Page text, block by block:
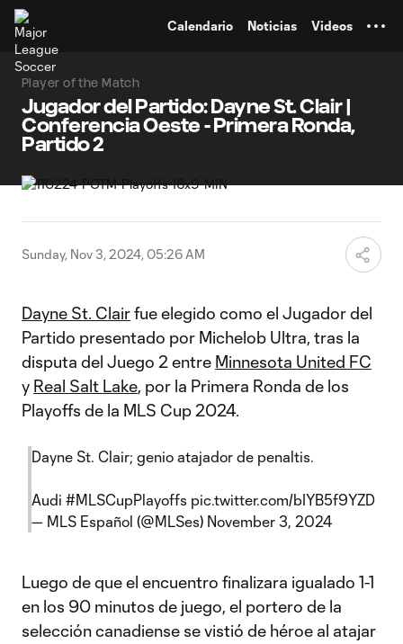
Calendario Noticias Videos
Player of the Match
Jugador del Partido: Dayne St. Clair |
Conferencia Oeste - Primera Ronda,
Partido 2
Sunday, Nov 3, 2024, 05:26 AM
Dayne St. Clairfue elegido como el Jugador del
Partido presentado por Michelob Ultra, tras la
disputa del Juego 2 entre Minnesota United FC
y Real Salt Lake, por la Primera Ronda de los
Playoffs de la MLS Cup 2024.
Dayne St. Clair; genio atajador de penaltis.
Audi #MLSCupPlayoffs pic.twitter.com/bIYB5f9YZD
— MLS Español (@MLSes) November 3, 2024
Luego de que el encuentro finalizara igualado 1-1
en los 90 minutos de juego, el portero de la
selección canadiense se vistió de héroe al atajar